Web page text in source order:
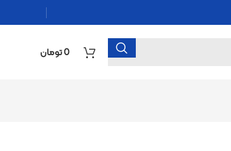
0 تومان